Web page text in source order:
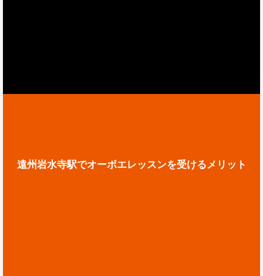
遠州岩水寺駅でオーボエレッスンを受けるメリット